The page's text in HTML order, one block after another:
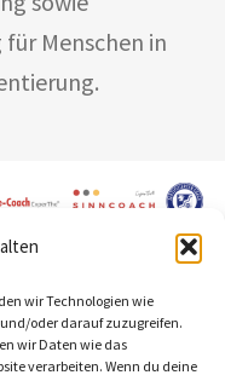
wir Technologien wie
oder darauf zuzugreifen.
wir Daten wie das
verarbeiten. Wenn du deine
Menschen in
tag="a"